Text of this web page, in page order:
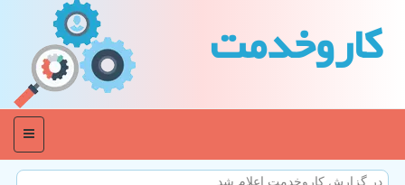
كاروخدمت
منو
در گزارش كاروخدمت اعلام شد